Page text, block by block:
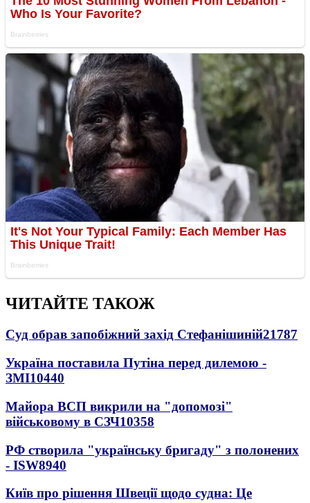
ЧИТАЙТЕ ТАКОЖ
Суд обрав запобіжний захід Стефанішиній21787
Україна поставила Путіна перед дилемою -
ЗМІ10440
Майора ВСП викрили на "допомозі"
військовому в СЗЧ10358
РФ створила "українську бригаду" з полонених
- ISW8940
Київ про рішення Швеції щодо судна: Це